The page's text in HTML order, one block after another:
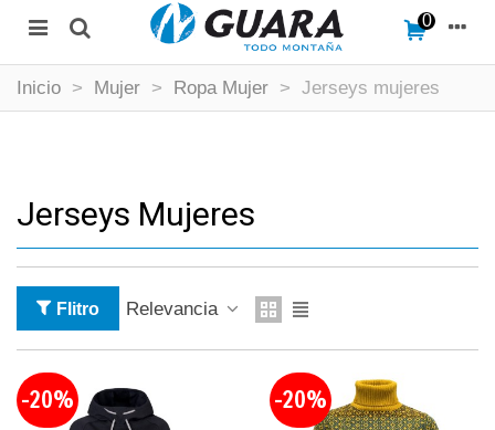
0
Inicio > Mujer > Ropa Mujer > Jerseys mujeres
Jerseys Mujeres
Flitro Relevancia
-20% -20%